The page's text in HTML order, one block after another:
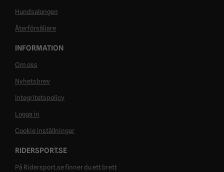
Hundsalongen
Återförsäljare
INFORMATION
Om oss
Nyhetsbrev
Integritetspolicy
Logga in
Cookie inställningar
RIDERSPORT.SE
På Ridersport.se finner du ett brett